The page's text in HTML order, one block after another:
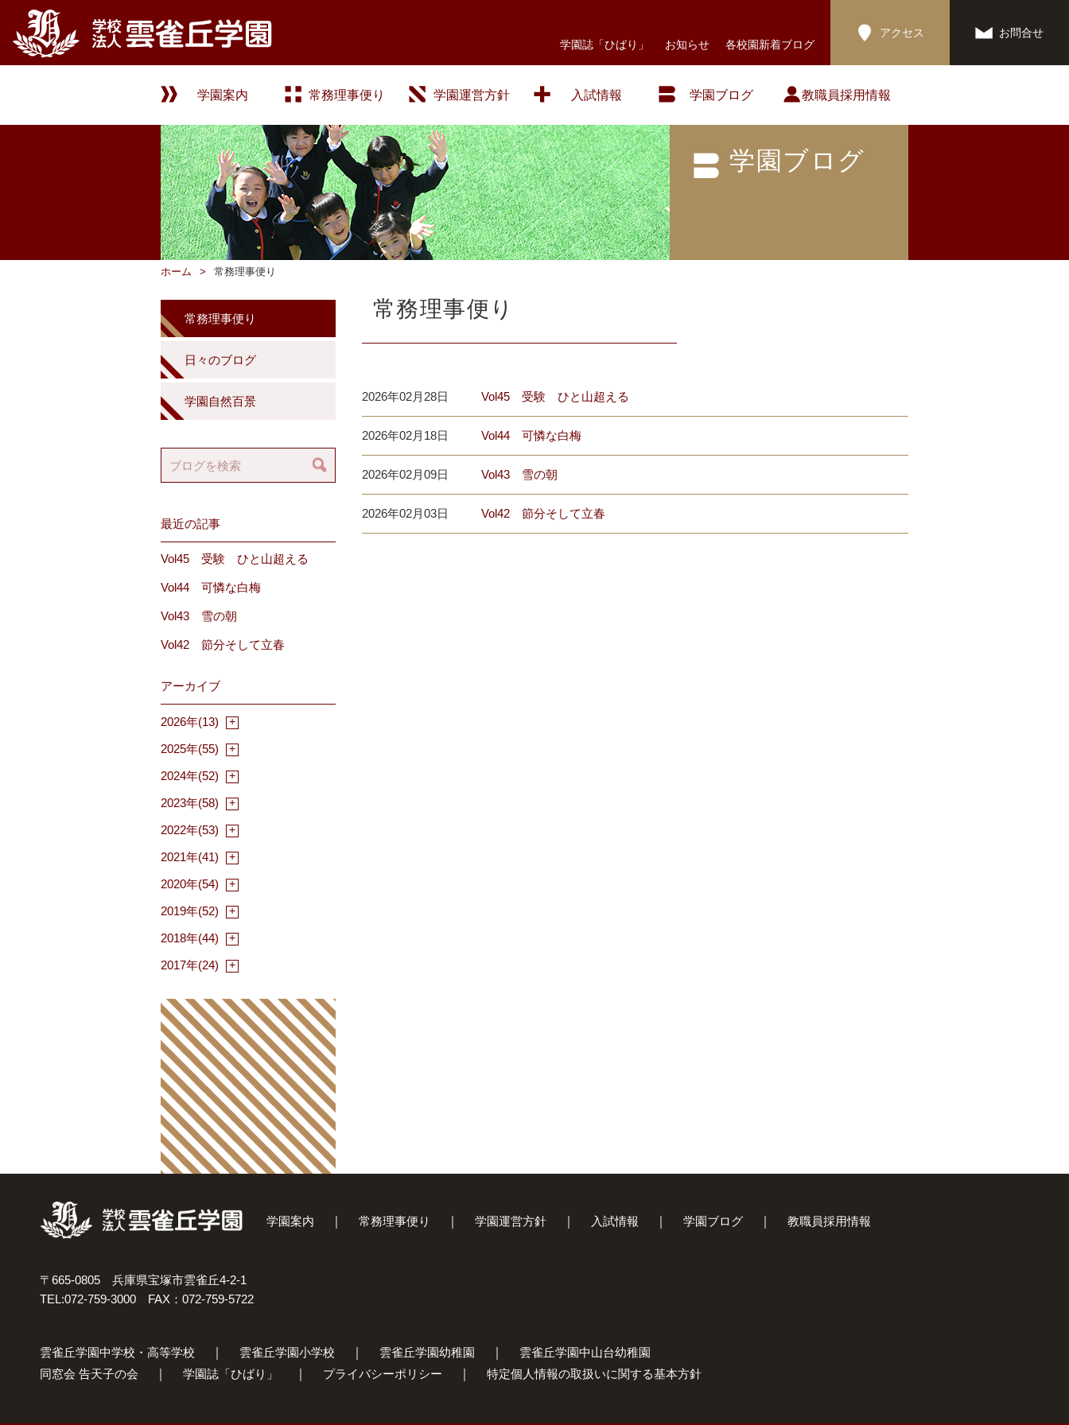
学園誌「ひばり」 お知らせ 各校園新着ブログ
アクセス お問合せ
学園案内 常務理事便り 学園運営方針 入試情報 学園ブログ 教職員採用情報
学園ブログ
ホーム 常務理事便り
常務理事便り
2026年02月28日 Vol45 受験 ひと山超える
2026年02月18日 Vol44 可憐な白梅
2026年02月09日 Vol43 雪の朝
2026年02月03日 Vol42 節分そして立春
常務理事便り
日々のブログ
学園自然百景
最近の記事
Vol45 受験 ひと山超える
Vol44 可憐な白梅
Vol43 雪の朝
Vol42 節分そして立春
アーカイブ
2026年(13)
2025年(55)
2024年(52)
2023年(58)
2022年(53)
2021年(41)
2020年(54)
2019年(52)
2018年(44)
2017年(24)
学園案内 常務理事便り 学園運営方針 入試情報 学園ブログ 教職員採用情報
〒665-0805 兵庫県宝塚市雲雀丘4-2-1
TEL:072-759-3000 FAX：072-759-5722
雲雀丘学園中学校・高等学校 雲雀丘学園小学校 雲雀丘学園幼稚園
雲雀丘学園中山台幼稚園
同窓会 告天子の会
学園誌「ひばり」 プライバシーポリシー 特定個人情報の取扱いに関する基本方針